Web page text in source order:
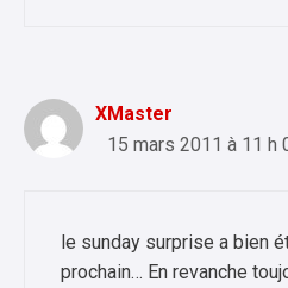
XMaster
15 mars 2011 à 11 h
le sunday surprise a bien
prochain… En revanche